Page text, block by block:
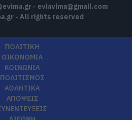
- eviavima@gmail.com
- All rights reserved
ΠΟΛΙΤΙΚΗ
ΟΙΚΟΝΟΜΙΑ
ΚΟΙΝΩΝΙΑ
ΠΟΛΙΤΙΣΜΟΣ
ΑΘΛΗΤΙΚΑ
ΑΠΟΨΕΙΣ